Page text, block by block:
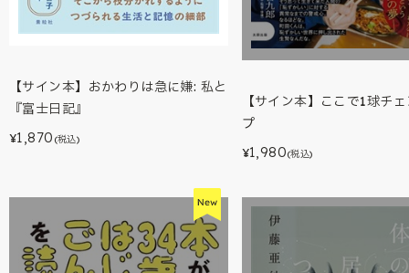
【サイン本】おかわりは急に嫌: 私と
『富士日記』
¥1,870 (税込)
【サイン本】ここで1球チ
プ
¥1,980(税込)